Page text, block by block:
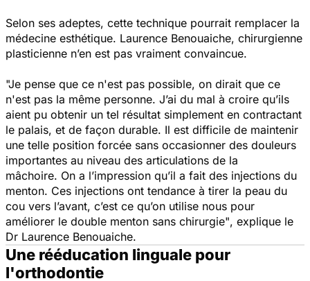
Selon ses adeptes, cette technique pourrait remplacer la
médecine esthétique. Laurence Benouaiche, chirurgienne
plasticienne n’en est pas vraiment convaincue.
"Je pense que ce n'est pas possible, on dirait que ce
n'est pas la même personne. J’ai du mal à croire qu’ils
aient pu obtenir un tel résultat simplement en contractant
le palais, et de façon durable. Il est difficile de maintenir
une telle position forcée sans occasionner des douleurs
importantes au niveau des articulations de la
mâchoire. On a l’impression qu’il a fait des injections du
menton. Ces injections ont tendance à tirer la peau du
cou vers l’avant, c’est ce qu’on utilise nous pour
améliorer le double menton sans chirurgie", explique le
Dr Laurence Benouaiche.
Une rééducation linguale pour
l'orthodontie